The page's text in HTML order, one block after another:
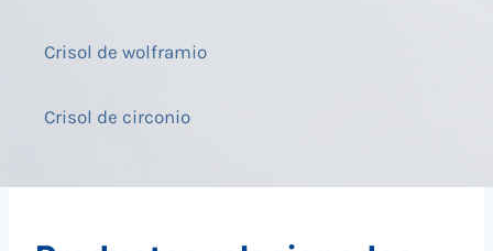
Crisol de wolframio
Crisol de circonio